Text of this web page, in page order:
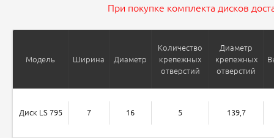
При покупке комплекта дисков
Модель Ширина Диаметр
Количество
крепежных
отверстий
Диаметр
крепежных
отверстий
Диск LS 795 7 16 5 139,7